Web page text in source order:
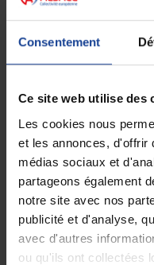
Consentement
Ce site web utilise des
Les cookies nous
et les annonces, d'offrir
médias sociaux et
partageons également
notre site avec nos
publicité et d'analyse,
avec d'autres
ou qu'ils ont collectées